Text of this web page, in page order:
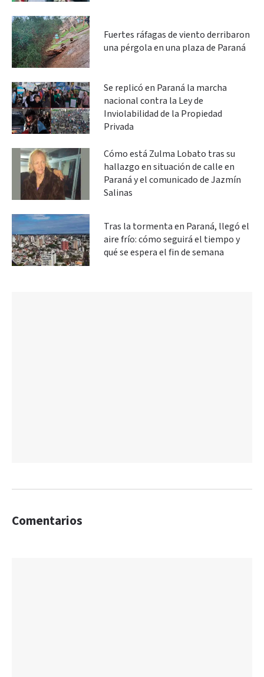
Fuertes ráfagas de viento derribaron
una pérgola en una plaza de Paraná
Se replicó en Paraná la marcha
nacional contra la Ley de
Inviolabilidad de la Propiedad
Privada
Cómo está Zulma Lobato tras su
hallazgo en situación de calle en
Paraná y el comunicado de Jazmín
Salinas
Tras la tormenta en Paraná, llegó el
aire frío: cómo seguirá el tiempo y
qué se espera el fin de semana
Comentarios